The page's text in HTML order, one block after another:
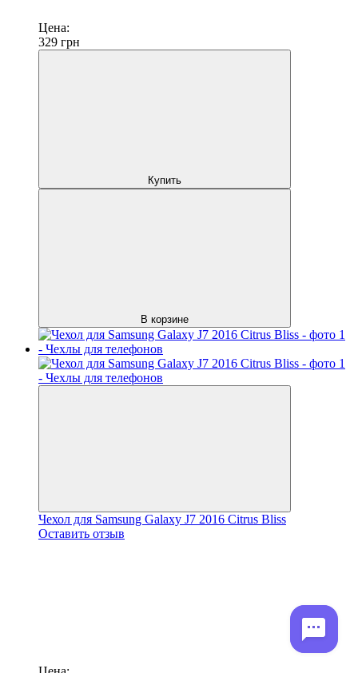
Цена:
329 грн
Купить
В корзине
Чехол для Samsung Galaxy J7 2016 Citrus Bliss
Оставить отзыв